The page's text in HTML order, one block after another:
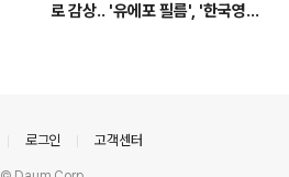
로 감상.. '유에포 필름', '한국영상
로그인 고객센터